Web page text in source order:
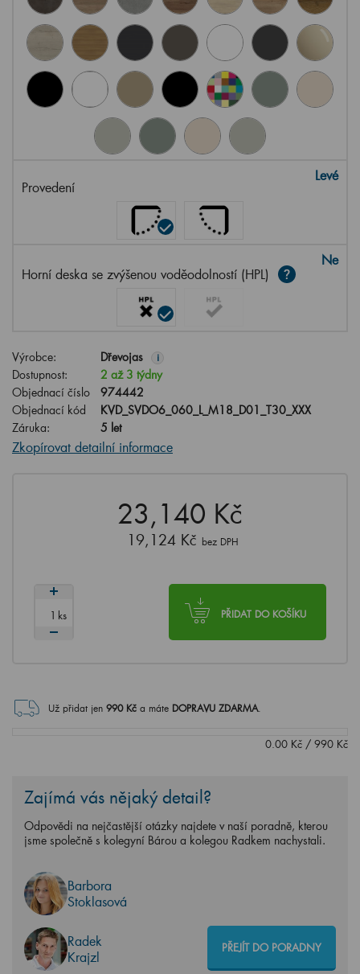
Provedení
Levé
Horní deska se zvýšenou voděodolností (HPL)
Ne
Výrobce: Dřevojas i
Dostupnost:
2 až 3 týdny
Objednací číslo
974442
Objednací kód
KVD_SVDO6_060_L_M18_D01_T30_XXX
Záruka:
5 let
Zkopírovat detailní informace
23,140 Kč
19,124 Kč bez DPH
PŘIDAT DO KOŠÍKU
ks
Už přidat jen 990Kč a máte DOPRAVU ZDARMA.
0.00 Kč / 990 Kč
Zajímá vás nějaký detail?
Odpovědi na nejčastější otázky najdete v naší poradně, kterou
jsme společně s kolegyní Bárou a kolegou Radkem nachystali.
Barbora
Stoklasová
Radek
Krajzl
PŘEJÍT DO PORADNY